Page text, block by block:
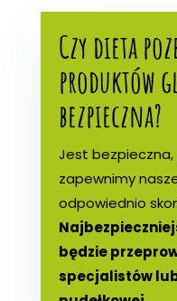
Czy dieta
produktów
bezpieczna?
Jest bezpieczna,
zapewnimy
odpowiednio
będzie
specjalistów